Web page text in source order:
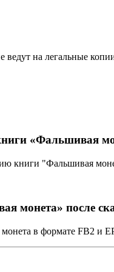
ведут на легальные
«Фальшивая
книги "Фальшивая
монета» после
в формате FB2 и